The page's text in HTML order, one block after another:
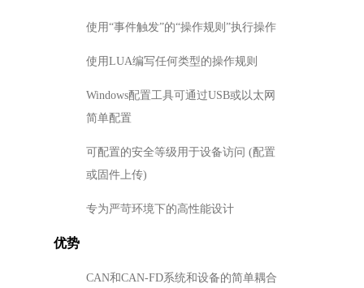
使用“事件触发”的“操作规则”执行操作
使用LUA编写任何类型的操作规则
Windows配置工具可通过USB或以太网
简单配置
可配置的安全等级用于设备访问 (配置
或固件上传)
专为严苛环境下的高性能设计
优势
CAN和CAN-FD系统和设备的简单耦合